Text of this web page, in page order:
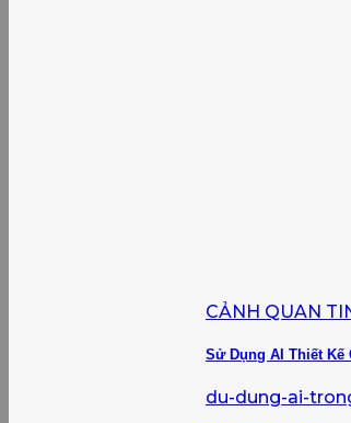
CẢNH QUAN
Sử Dụng AI Thiết
du-dung-ai-